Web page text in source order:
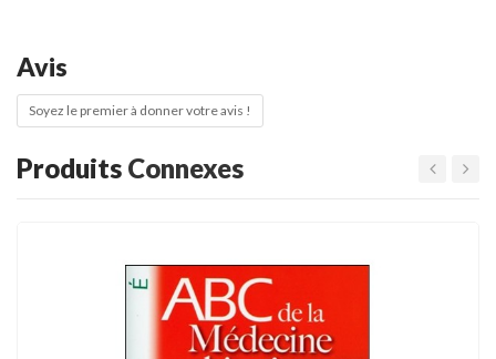
Avis
Soyez le premier à donner votre avis !
Produits Connexes